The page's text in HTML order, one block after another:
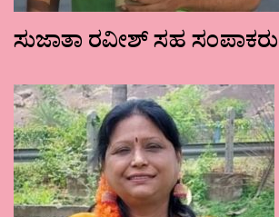
ಸುಜಾತಾ ರವೀಶ್ ಸಹ ಸಂಪಾಕರು